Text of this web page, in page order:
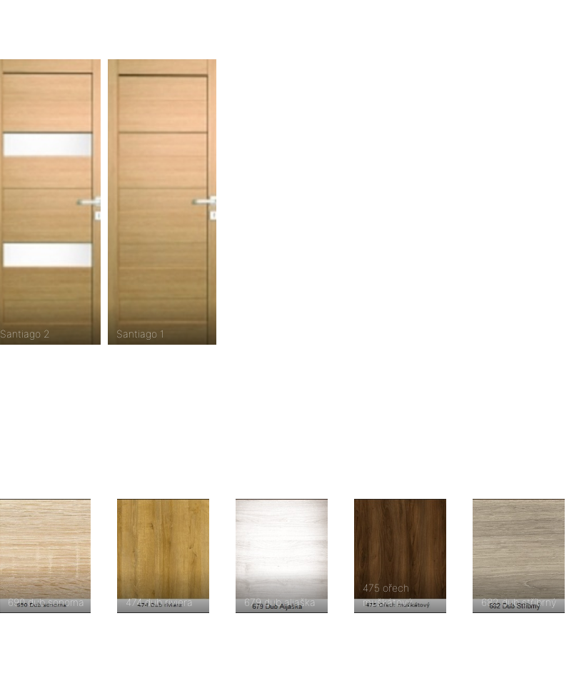
Santiago 2 Santiago 1
690 dub sonoma 474 dub riviera 679 dub aljaška
475 ořech
muškátový
682 dub stříbrný